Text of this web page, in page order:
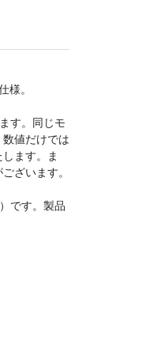
様。
す。同じモ
値だけでは
ます。ま
ざいます。
です。製品